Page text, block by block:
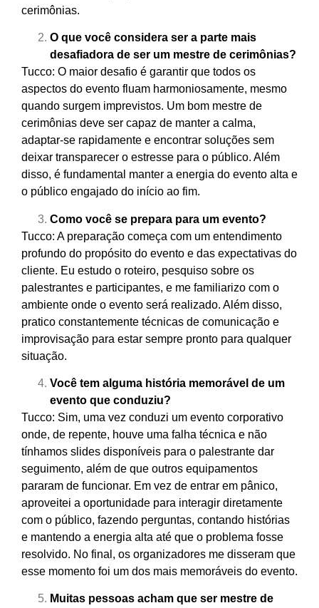
cerimônias.
O que você considera ser a parte mais
desafiadora de ser um mestre de cerimônias?
Tucco: O maior desafio é garantir que todos os
aspectos do evento fluam harmoniosamente, mesmo
quando surgem imprevistos. Um bom mestre de
cerimônias deve ser capaz de manter a calma,
adaptar-se rapidamente e encontrar soluções sem
deixar transparecer o estresse para o público. Além
disso, é fundamental manter a energia do evento alta e
o público engajado do início ao fim.
Como você se prepara para um evento?
Tucco: A preparação começa com um entendimento
profundo do propósito do evento e das expectativas do
cliente. Eu estudo o roteiro, pesquiso sobre os
palestrantes e participantes, e me familiarizo com o
ambiente onde o evento será realizado. Além disso,
pratico constantemente técnicas de comunicação e
improvisação para estar sempre pronto para qualquer
situação.
Você tem alguma história memorável de um
evento que conduziu?
Tucco: Sim, uma vez conduzi um evento corporativo
onde, de repente, houve uma falha técnica e não
tínhamos slides disponíveis para o palestrante dar
seguimento, além de que outros equipamentos
pararam de funcionar. Em vez de entrar em pânico,
aproveitei a oportunidade para interagir diretamente
com o público, fazendo perguntas, contando histórias
e mantendo a energia alta até que o problema fosse
resolvido. No final, os organizadores me disseram que
esse momento foi um dos mais memoráveis do evento.
Muitas pessoas acham que ser mestre de